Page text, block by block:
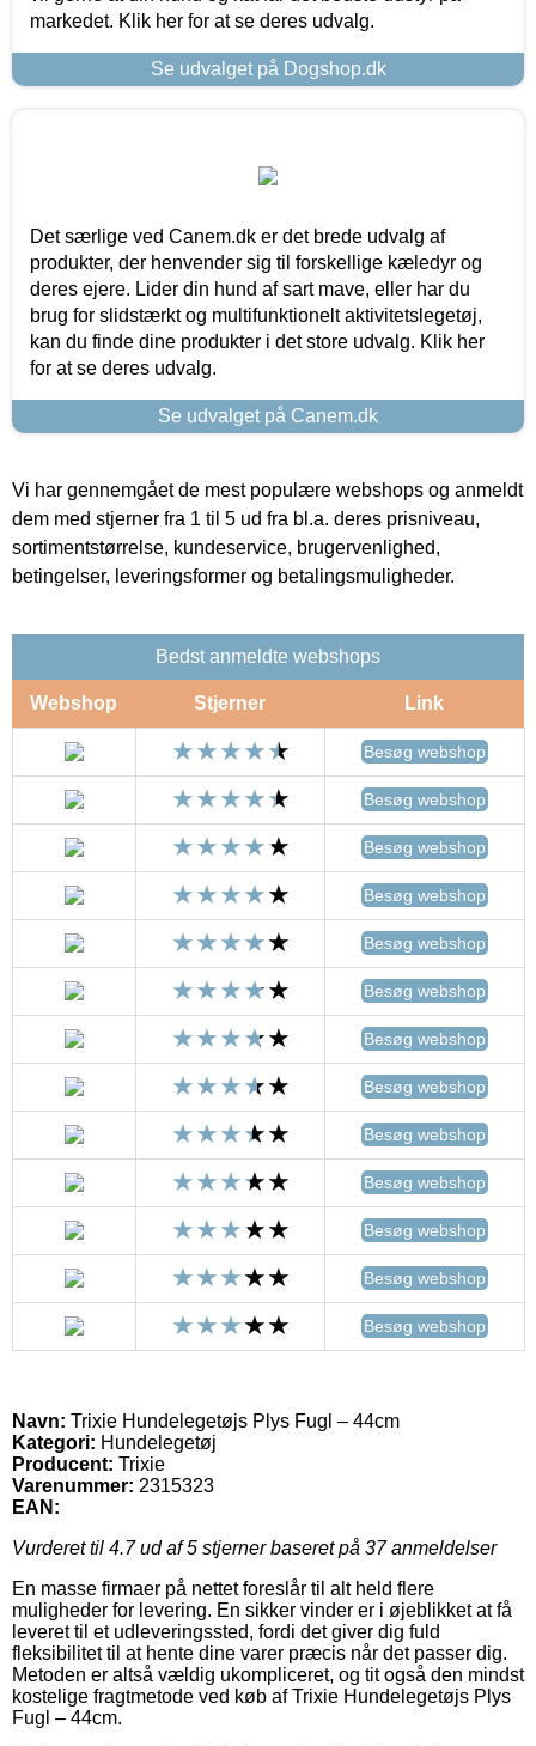
markedet. Klik her for at se deres udvalg.
Se udvalget på Dogshop.dk
Det særlige ved Canem.dk er det brede udvalg af
produkter, der henvender sig til forskellige kæledyr og
deres ejere. Lider din hund af sart mave, eller har du
brug for slidstærkt og multifunktionelt aktivitetslegetøj,
kan du finde dine produkter i det store udvalg. Klik her
for at se deres udvalg.
Se udvalget på Canem.dk
Vi har gennemgået de mest populære webshops og anmeldt
dem med stjerner fra 1 til 5 ud fra bl.a. deres prisniveau,
sortimentstørrelse, kundeservice, brugervenlighed,
betingelser, leveringsformer og betalingsmuligheder.
Bedst anmeldte webshops
Webshop Stjerner Link
Besøg webshop
Besøg webshop
Besøg webshop
Besøg webshop
Besøg webshop
Besøg webshop
Besøg webshop
Besøg webshop
Besøg webshop
Besøg webshop
Besøg webshop
Besøg webshop
Besøg webshop
Navn: Trixie Hundelegetøjs Plys Fugl – 44cm
Kategori: Hundelegetøj
Producent: Trixie
Varenummer: 2315323
EAN:
Vurderet til 4.7ud af 5 stjerner baseret på 37anmeldelser
En masse firmaer på nettet foreslår til alt held flere
muligheder for levering. En sikker vinder er i øjeblikket at få
leveret til et udleveringssted, fordi det giver dig fuld
fleksibilitet til at hente dine varer præcis når det passer dig.
Metoden er altså vældig ukompliceret, og tit også den mindst
kostelige fragtmetode ved køb af Trixie Hundelegetøjs Plys
Fugl – 44cm.